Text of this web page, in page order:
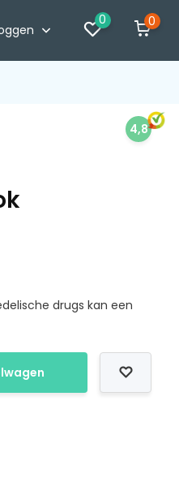
0 0
4,8
drugs kan een